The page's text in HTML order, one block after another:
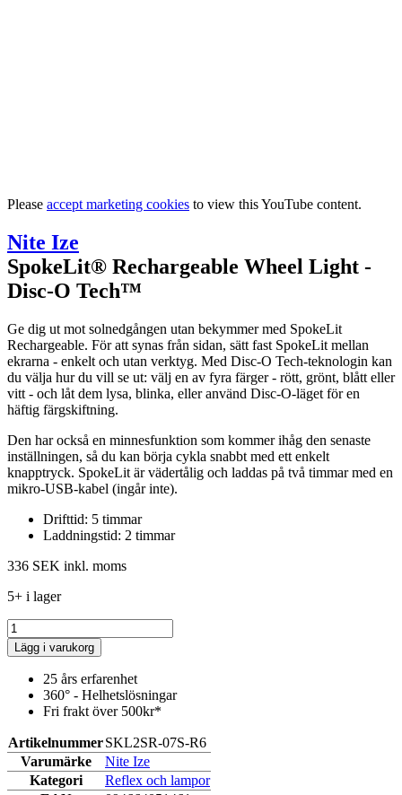
Please accept marketing cookies to view this YouTube content.
Nite Ize
SpokeLit® Rechargeable Wheel Light -
Disc-O Tech™
Ge dig ut mot solnedgången utan bekymmer med SpokeLit
Rechargeable. För att synas från sidan, sätt fast SpokeLit mellan
ekrarna - enkelt och utan verktyg. Med Disc-O Tech-teknologin kan
du välja hur du vill se ut: välj en av fyra färger - rött, grönt, blått eller
vitt - och låt dem lysa, blinka, eller använd Disc-O-läget för en
häftig färgskiftning.
Den har också en minnesfunktion som kommer ihåg den senaste
inställningen, så du kan börja cykla snabbt med ett enkelt
knapptryck. SpokeLit är vädertålig och laddas på två timmar med en
mikro-USB-kabel (ingår inte).
Drifttid: 5 timmar
Laddningstid: 2 timmar
336 SEK inkl. moms
5+ i lager
Lägg i varukorg
25 års erfarenhet
360° - Helhetslösningar
Fri frakt över 500kr*
ArtikelnummerSKL2SR-07S-R6
Varumärke
Nite Ize
Kategori
Reflex och lampor